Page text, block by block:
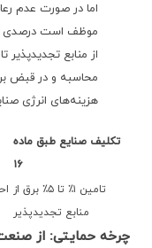
اما در صورت عدم
موظف است درصدی
از منابع تجدیدپذیر
محاسبه و در قبض
هزینه‌های انرژی
تکلیف صنایع طبق ماده
۱۶
تامین ۱٪ تا ۵٪ برق از
منابع تجدیدپذیر
چرخه حمایتی: از